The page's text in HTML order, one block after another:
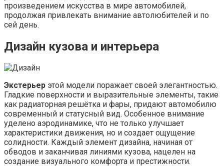
произведением искусства в мире автомобилей,
продолжая привлекать внимание автолюбителей и по
сей день.
Дизайн кузова и интерьера
Экстерьер этой модели поражает своей элегантностью.
Гладкие поверхности и выразительные элементы, такие
как радиаторная решётка и фары, придают автомобилю
современный и статусный вид. Особенное внимание
уделено аэродинамике, что не только улучшает
характеристики движения, но и создает ощущение
солидности. Каждый элемент дизайна, начиная от
обводов и заканчивая линиями кузова, нацелен на
создание визуального комфорта и престижности.